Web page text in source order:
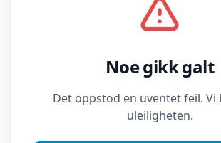
Noe gikk galt
Det oppstod en uventet feil. Vi
uleiligheten.